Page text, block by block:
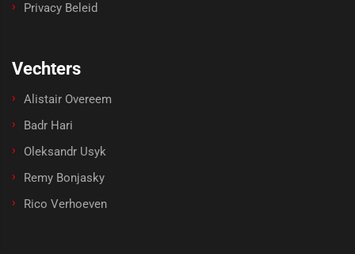
Privacy Beleid
Vechters
Alistair Overeem
Badr Hari
Oleksandr Usyk
Remy Bonjasky
Rico Verhoeven